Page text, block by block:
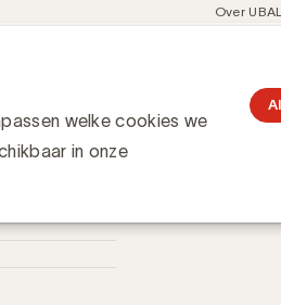
welke cookies we
in onze
Meta
Over UBA
met